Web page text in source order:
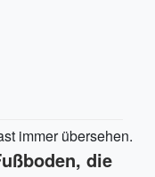
immer übersehen.
die